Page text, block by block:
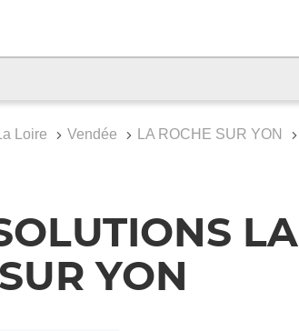
Loire Vendée LA ROCHE SUR YON
LA
YON